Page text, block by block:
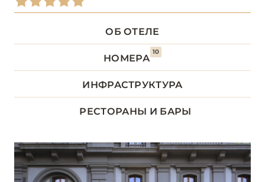
ВЕНЕТО
ДОЛОМИТОВЫЕ АЛЬПЫ
КАМПАНИЯ 5
ЛАЦИО
ЛОМБАРДИЯ 26
ОБ ОТЕЛЕ
НОМЕРА
10
ИНФРАСТРУКТУРА
РЕСТОРАНЫ И БАРЫ